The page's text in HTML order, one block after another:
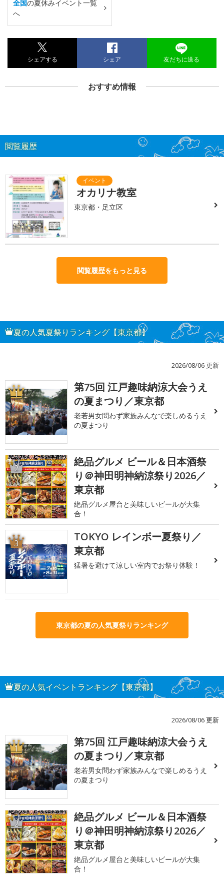
全国の夏休みイベント一覧
へ
シェアする シェア 友だちに送る
おすすめ情報
閲覧履歴
オカリナ教室
東京都・足立区
閲覧履歴をもっと見る
夏の人気夏祭りランキング【東京都】
2026/08/06 更新
1
第75回 江戸趣味納涼大会うえ
の夏まつり／東京都
老若男女問わず家族みんなで楽しめるうえ
の夏まつり
2
絶品グルメ ビール＆日本酒祭
り＠神田明神納涼祭り2026／
東京都
絶品グルメ屋台と美味しいビールが大集
合！
3
TOKYO レインボー夏祭り／
東京都
猛暑を避けて涼しい室内でお祭り体験！
東京都の夏の人気夏祭りランキング
夏の人気イベントランキング【東京都】
2026/08/06 更新
1
第75回 江戸趣味納涼大会うえ
の夏まつり／東京都
老若男女問わず家族みんなで楽しめるうえ
の夏まつり
2
絶品グルメ ビール＆日本酒祭
り＠神田明神納涼祭り2026／
東京都
絶品グルメ屋台と美味しいビールが大集
合！